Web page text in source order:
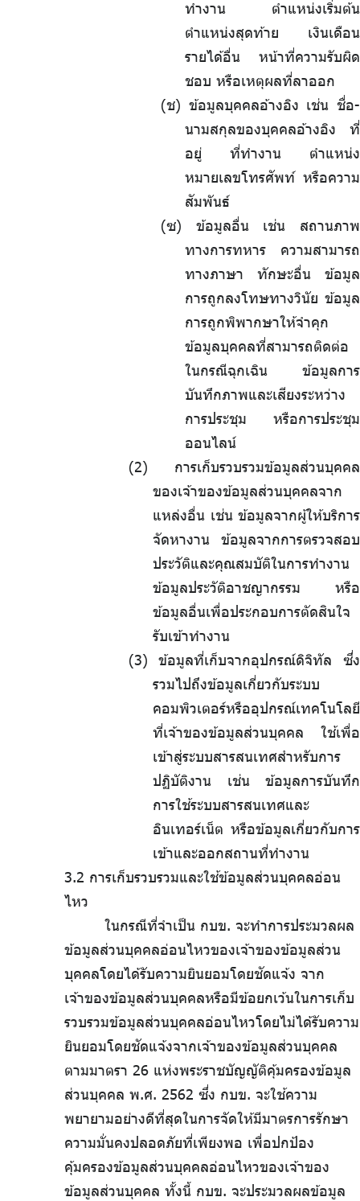
ทำงาน ตำแหน่งเริ่มต้น
ตำแหน่งสุดท้าย เงินเดือน
รายได้อื่น หน้าที่ความรับผิด
ชอบ หรือเหตุผลที่ลาออก
(ช) ข้อมูลบุคคลอ้างอิง เช่น ชื่อ-
นามสกุลของบุคคลอ้างอิง ที่
อยู่ ที่ทำงาน ตำแหน่ง
หมายเลขโทรศัพท์ หรือความ
สัมพันธ์
(ซ) ข้อมูลอื่น เช่น สถานภาพ
ทางการทหาร ความสามารถ
ทางภาษา ทักษะอื่น ข้อมูล
การถูกลงโทษทางวินัย ข้อมูล
การถูกพิพากษาให้จำคุก
ข้อมูลบุคคลที่สามารถติดต่อ
ในกรณีฉุกเฉิน ข้อมูลการ
บันทึกภาพและเสียงระหว่าง
การประชุม หรือการประชุม
ออนไลน์
การเก็บรวบรวมข้อมูลส่วนบุคคล
ของเจ้าของข้อมูลส่วนบุคคลจาก
แหล่งอื่น เช่น ข้อมูลจากผู้ให้บริการ
จัดหางาน ข้อมูลจากการตรวจสอบ
ประวัติและคุณสมบัติในการทำงาน
ข้อมูลประวัติอาชญากรรม หรือ
ข้อมูลอื่นเพื่อประกอบการตัดสินใจ
รับเข้าทำงาน
ข้อมูลที่เก็บจากอุปกรณ์ดิจิทัล ซึ่ง
รวมไปถึงข้อมูลเกี่ยวกับระบบ
คอมพิวเตอร์หรืออุปกรณ์เทคโนโลยี
ที่เจ้าของข้อมูลส่วนบุคคล ใช้เพื่อ
เข้าสู่ระบบสารสนเทศสำหรับการ
ปฏิบัติงาน เช่น ข้อมูลการบันทึก
การใช้ระบบสารสนเทศและ
อินเทอร์เน็ต หรือข้อมูลเกี่ยวกับการ
เข้าและออกสถานที่ทำงาน
3.2 การเก็บรวบรวมและใช้ข้อมูลส่วนบุคคลอ่อน
ไหว
ในกรณีที่จำเป็น กบข. จะทำการประมวลผล
ข้อมูลส่วนบุคคลอ่อนไหวของเจ้าของข้อมูลส่วน
บุคคลโดยได้รับความยินยอมโดยชัดแจ้ง จาก
เจ้าของข้อมูลส่วนบุคคลหรือมีข้อยกเว้นในการเก็บ
รวบรวมข้อมูลส่วนบุคคลอ่อนไหวโดยไม่ได้รับความ
ยินยอมโดยชัดแจ้งจากเจ้าของข้อมูลส่วนบุคคล
ตามมาตรา 26 แห่งพระราชบัญญัติคุ้มครองข้อมูล
ส่วนบุคคล พ.ศ. 2562 ซึ่ง กบข. จะใช้ความ
พยายามอย่างดีที่สุดในการจัดให้มีมาตรการรักษา
ความมั่นคงปลอดภัยที่เพียงพอ เพื่อปกป้อง
คุ้มครองข้อมูลส่วนบุคคลอ่อนไหวของเจ้าของ
ข้อมูลส่วนบุคคล ทั้งนี้ กบข. จะประมวลผลข้อมูล